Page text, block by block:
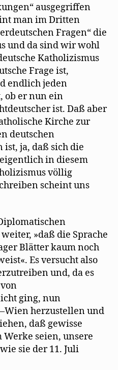
ausgegriffen
man im Dritten
Fragen“ die
und da sind wir wohl
Katholizismus
Frage ist,
endlich jeden
ob er nun ein
ist. Daß aber
Kirche zur
deutschen
ja, daß sich die
in diesem
völlig
scheint uns
»daß die Sprache
Blätter kaum noch
Es versucht also
und, da es
ging, nun
herzustellen und
daß gewisse
seien, unsere
sie der 11. Juli